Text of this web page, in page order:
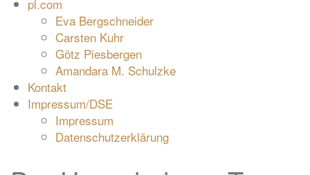
pl.com
Eva Bergschneider
Carsten Kuhr
Götz Piesbergen
Amandara M. Schulzke
Kontakt
Impressum/DSE
Impressum
Datenschutzerklärung